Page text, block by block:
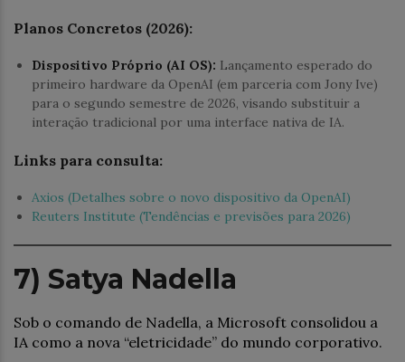
Planos Concretos (2026):
Dispositivo Próprio (AI OS): Lançamento esperado do
primeiro hardware da OpenAI (em parceria com Jony Ive)
para o segundo semestre de 2026, visando substituir a
interação tradicional por uma interface nativa de IA.
Links para consulta:
Axios (Detalhes sobre o novo dispositivo da OpenAI)
Reuters Institute (Tendências e previsões para 2026)
7) Satya Nadella
Sob o comando de Nadella, a Microsoft consolidou a
IA como a nova “eletricidade” do mundo corporativo.